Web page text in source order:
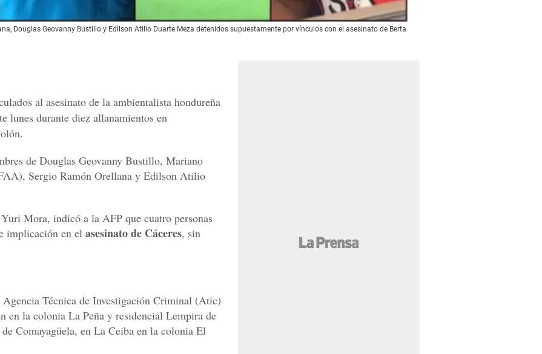
Douglas Geovanny Bustillo y Edilson Atilio Duarte Meza detenidos supuestamente por vínculos con el asesinato de Berta
al asesinato de la ambientalista hondureña
lunes durante diez allanamientos en
de Douglas Geovanny Bustillo, Mariano
Sergio Ramón Orellana y Edilson Atilio
Mora, indicó a la AFP que cuatro personas
implicación en el asesinato de Cáceres, sin
Técnica de Investigación Criminal (Atic)
en la colonia La Peña y residencial Lempira de
Comayagüela, en La Ceiba en la colonia El